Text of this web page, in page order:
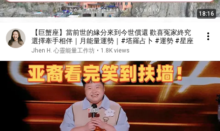
18:16
【巨蟹座】當前世的緣分來到今世償還 歡喜冤家終究
選擇牽手相伴｜月能量運勢｜#塔羅占卜 #運勢 #星座
Jhen H. 心靈能量工作坊 • 1.8K views